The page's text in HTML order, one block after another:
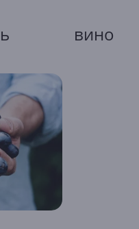
вино